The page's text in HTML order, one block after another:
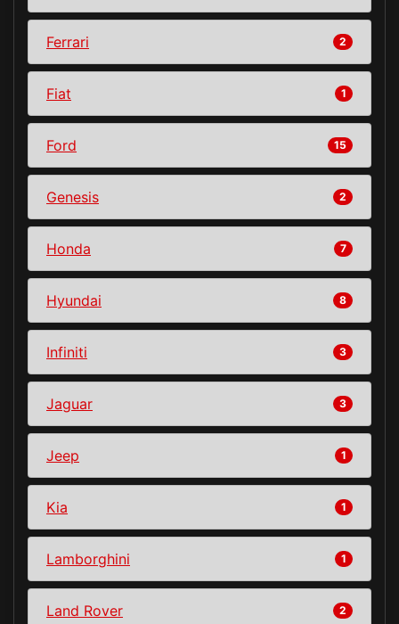
Ferrari 2
Fiat 1
Ford 15
Genesis 2
Honda 7
Hyundai 8
Infiniti 3
Jaguar 3
Jeep 1
Kia 1
Lamborghini 1
Land Rover 2